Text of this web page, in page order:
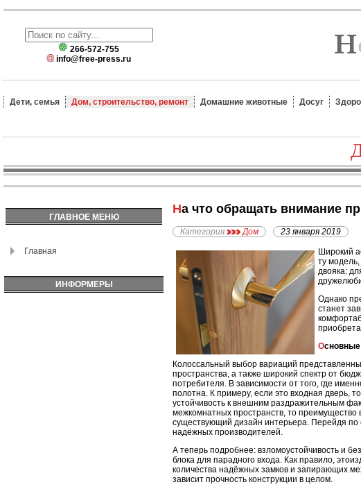
266-572-755
info@free-press.ru
Дети, семья Дом, строительство, ремонт Домашние животные Досуг
ГЛАВНОЕ МЕНЮ
Главная
ИНФОРМЕРЫ
На что обращать внимание
Категория Дом 23 января 2019
Широкий
ту
двояка:
Однако
станет
Колоссальный выбор вариаций
пространства, а также широкий спектр от
потребителя. В зависимости от того, где
полотна. К примеру, если это входная дверь,
устойчивость к внешним раздражительным
межкомнатных пространств, то преимущество
существующий дизайн интерьера. Перейдя по
надёжных производителей.
А теперь подробнее: взломоустойчивость и
блока для парадного входа. Как правило,
количества надёжных замков и запирающих
зависит прочность конструкции в целом.